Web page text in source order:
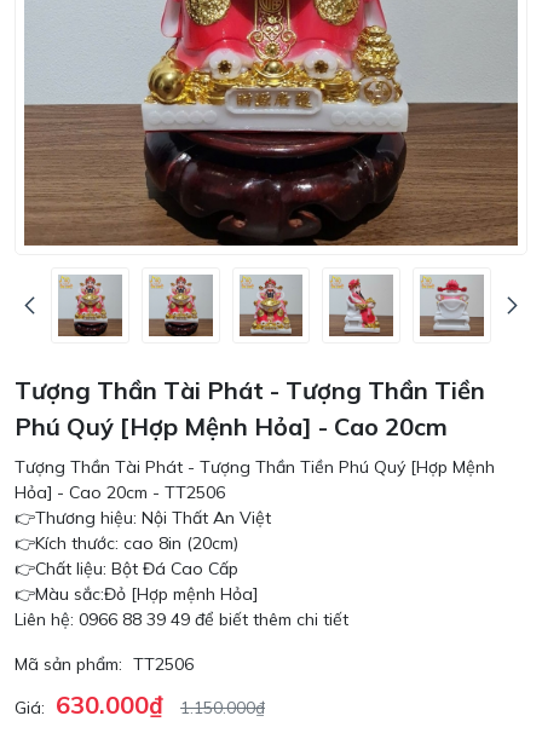
Tượng Thần Tài Phát - Tượng Thần Tiền
Phú Quý [Hợp Mệnh Hỏa] - Cao 20cm
Tượng Thần Tài Phát - Tượng Thần Tiền Phú Quý [Hợp Mệnh
Hỏa] - Cao 20cm - TT2506
👉Thương hiệu: Nội Thất An Việt
👉Kích thước: cao 8in (20cm)
👉Chất liệu: Bột Đá Cao Cấp
👉Màu sắc:Đỏ [Hợp mệnh Hỏa]
Liên hệ: 0966 88 39 49 để biết thêm chi tiết
Mã sản phẩm: TT2506
Giá:
630.000₫
1.150.000₫